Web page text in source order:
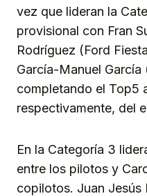
vez que lideran la
provisional con Fran
Rodríguez (Ford
García-Manuel
completando el Top5
respectivamente, del
En la Categoría 3
entre los pilotos y
copilotos. Juan Jesús